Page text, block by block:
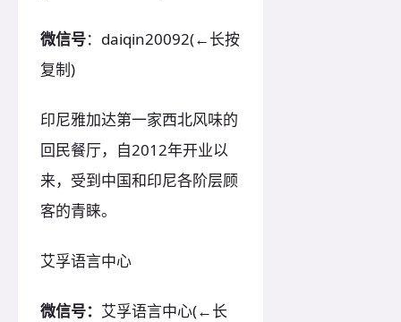
微信号：daiqin20092(←长按
复制)
印尼雅加达第一家西北风味的
回民餐厅，自2012年开业以
来，受到中国和印尼各阶层顾
客的青睐。
艾孚语言中心
微信号： 艾孚语言中心(←长